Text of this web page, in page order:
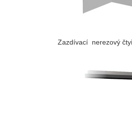
Zazdívací nerezový